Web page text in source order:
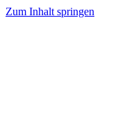
Zum Inhalt springen